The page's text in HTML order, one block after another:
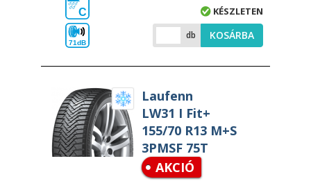
C
71dB
KÉSZLETEN
db KOSÁRBA
Laufenn
LW31 I Fit+
155/70 R13 M+S
3PMSF 75T
AKCIÓ